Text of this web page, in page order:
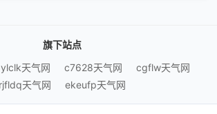
旗下站点
ylclk天气网 c7628天气网
cgflw天气网
rjfldq天气网
ekeufp天气网